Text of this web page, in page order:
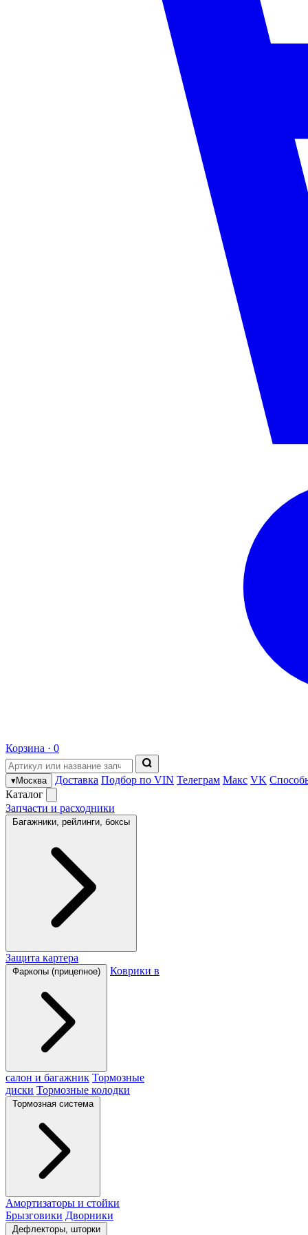
Корзина · 0
▾Москва Доставка Подбор по VIN Телеграм Макс VK
Каталог
Запчасти и расходники
Багажники, рейлинги, боксы
Защита картера
Фаркопы (прицепное) Коврики в
салон и багажник Тормозные
диски Тормозные колодки
Тормозная система
Амортизаторы и стойки
Брызговики Дворники
Дефлекторы, шторки